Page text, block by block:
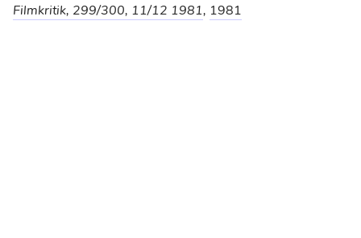
Filmkritik, 299/300, 11/12 1981, 1981